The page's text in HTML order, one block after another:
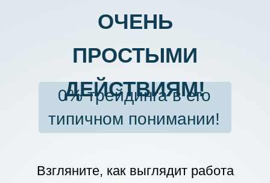
0% трейдинга в его
типичном понимании!
ОЧЕНЬ
ПРОСТЫМИ
ДЕЙСТВИЯМ!
Взгляните, как выглядит работа